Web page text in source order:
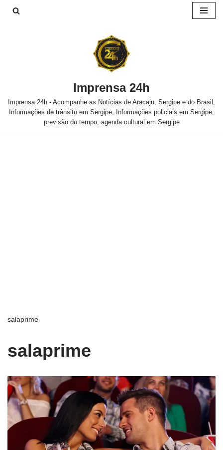
Imprensa 24h
Imprensa 24h - Acompanhe as Notícias de Aracaju, Sergipe e do Brasil,
Informações de trânsito em Sergipe, Informações policiais em Sergipe,
previsão do tempo, agenda cultural em Sergipe
salaprime
salaprime